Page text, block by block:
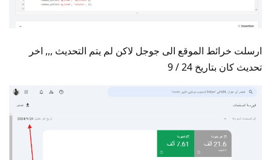
ارسلت خرائط الموقع الى جوجل لاكن لم يتم التحديث ,,, اخر
تحديث كان بتاريخ 24 / 9